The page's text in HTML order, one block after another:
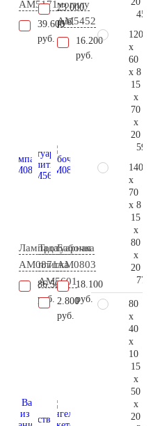
AM5171
39.600
руб.
23.000
руб.
могилу
AM5452
16.200
руб.
Лампада
AM0871
86.500
руб.
Тротуарная
плитка
AM5601
2.800
руб.
Бабочка
AM0803
18.100
руб.
120
x
60
x 8
15
x
70
x
20
140
x
70
x 8
15
x
80
x
20
80
x
40
x
10
15
x
50
x
20